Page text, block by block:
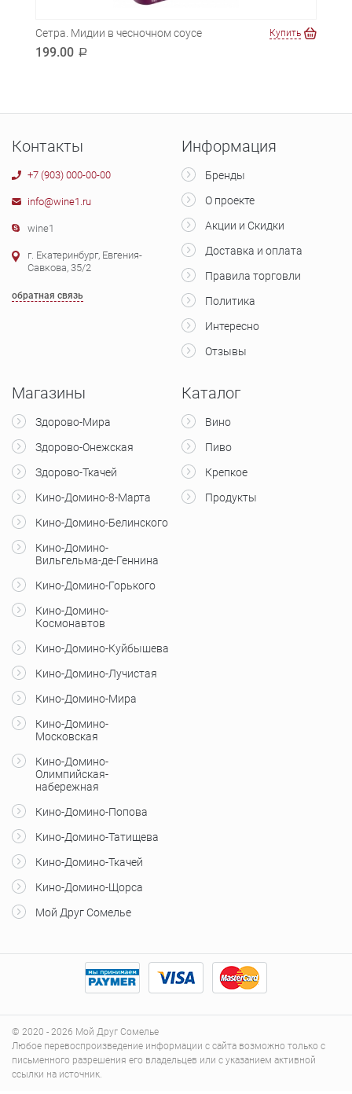
Сетра. Мидии в чесночном соусе
199.00 a
Купить
Контакты
+7 (903) 000-00-00
info@wine1.ru
wine1
г. Екатеринбург, Евгения-
Савкова, 35/2
обратная связь
Информация
Бренды
О проекте
Акции и Скидки
Доставка и оплата
Правила торговли
Политика
Интересно
Отзывы
Магазины
Здорово-Мира
Здорово-Онежская
Здорово-Ткачей
Кино-Домино-8-Марта
Кино-Домино-Белинского
Кино-Домино-
Вильгельма-де-Геннина
Кино-Домино-Горького
Кино-Домино-
Космонавтов
Кино-Домино-Куйбышева
Кино-Домино-Лучистая
Кино-Домино-Мира
Кино-Домино-
Московская
Кино-Домино-
Олимпийская-
набережная
Кино-Домино-Попова
Кино-Домино-Татищева
Кино-Домино-Ткачей
Кино-Домино-Щорса
Мой Друг Сомелье
Каталог
Вино
Пиво
Крепкое
Продукты
© 2020 - 2026 Мой Друг Сомелье
Любое перевоспроизведение информации с сайта возможно только с
письменного разрешения его владельцев или с указанием активной
ссылки на источник.